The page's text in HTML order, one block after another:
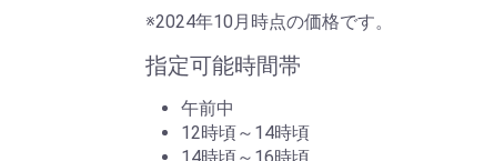
※2024年10月時点の価格です。
指定可能時間帯
午前中
12時頃～14時頃